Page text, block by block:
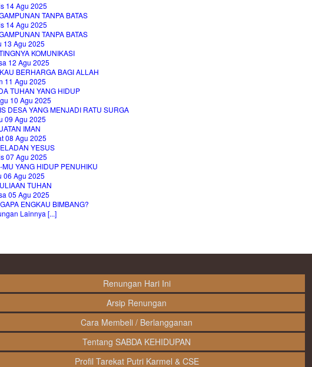
14 Agu 2025
TANPA BATAS
14 Agu 2025
TANPA BATAS
13 Agu 2025
KOMUNIKASI
12 Agu 2025
BERHARGA BAGI ALLAH
11 Agu 2025
TUHAN YANG HIDUP
10 Agu 2025
DESA YANG MENJADI RATU SURGA
09 Agu 2025
IMAN
08 Agu 2025
YESUS
07 Agu 2025
MU YANG HIDUP PENUHIKU
06 Agu 2025
TUHAN
05 Agu 2025
ENGKAU BIMBANG?
Lainnya [...]
Renungan Hari Ini
Arsip Renungan
Cara Membeli / Berlangganan
Tentang SABDA KEHIDUPAN
Profil Tarekat Putri Karmel & CSE